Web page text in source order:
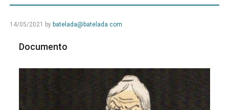
14/05/2021 by batelada@batelada.com
Documento